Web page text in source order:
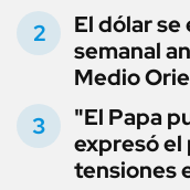
El dólar se
semanal
Medio
"El Papa
expresó el
tensiones